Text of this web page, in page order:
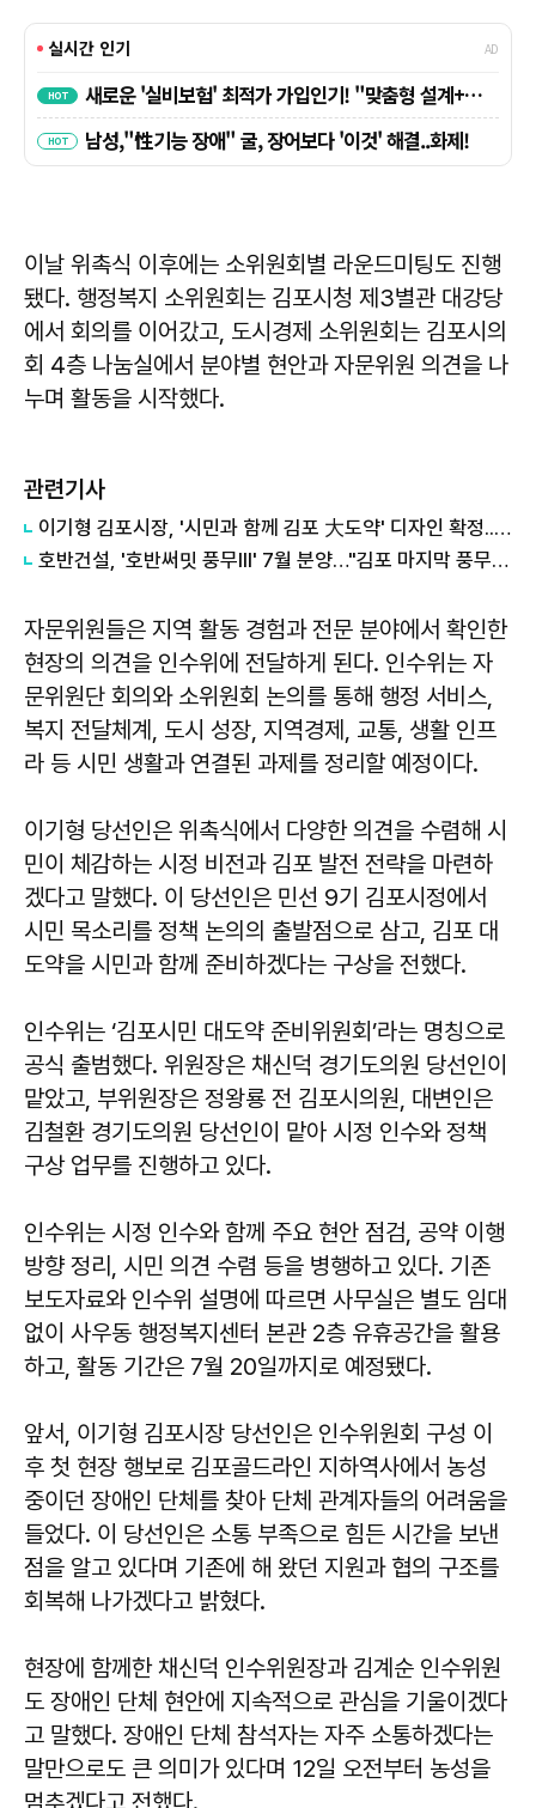
이날 위촉식 이후에는 소위원회별 라운드미팅도 진행
됐다. 행정복지 소위원회는 김포시청 제3별관 대강당
에서 회의를 이어갔고, 도시경제 소위원회는 김포시의
회 4층 나눔실에서 분야별 현안과 자문위원 의견을 나
누며 활동을 시작했다.
관련기사
이기형 김포시장, '시민과 함께 김포 大도약' 디자인 확정...민선 9기 비전 시각화
호반건설, '호반써밋 풍무III' 7월 분양…"김포 마지막 풍무역세권 나온다"
자문위원들은 지역 활동 경험과 전문 분야에서 확인한
현장의 의견을 인수위에 전달하게 된다. 인수위는 자
문위원단 회의와 소위원회 논의를 통해 행정 서비스,
복지 전달체계, 도시 성장, 지역경제, 교통, 생활 인프
라 등 시민 생활과 연결된 과제를 정리할 예정이다.
이기형 당선인은 위촉식에서 다양한 의견을 수렴해 시
민이 체감하는 시정 비전과 김포 발전 전략을 마련하
겠다고 말했다. 이 당선인은 민선 9기 김포시정에서
시민 목소리를 정책 논의의 출발점으로 삼고, 김포 대
도약을 시민과 함께 준비하겠다는 구상을 전했다.
인수위는 ‘김포시민 대도약 준비위원회’라는 명칭으로
공식 출범했다. 위원장은 채신덕 경기도의원 당선인이
맡았고, 부위원장은 정왕룡 전 김포시의원, 대변인은
김철환 경기도의원 당선인이 맡아 시정 인수와 정책
구상 업무를 진행하고 있다.
인수위는 시정 인수와 함께 주요 현안 점검, 공약 이행
방향 정리, 시민 의견 수렴 등을 병행하고 있다. 기존
보도자료와 인수위 설명에 따르면 사무실은 별도 임대
없이 사우동 행정복지센터 본관 2층 유휴공간을 활용
하고, 활동 기간은 7월 20일까지로 예정됐다.
앞서, 이기형 김포시장 당선인은 인수위원회 구성 이
후 첫 현장 행보로 김포골드라인 지하역사에서 농성
중이던 장애인 단체를 찾아 단체 관계자들의 어려움을
들었다. 이 당선인은 소통 부족으로 힘든 시간을 보낸
점을 알고 있다며 기존에 해 왔던 지원과 협의 구조를
회복해 나가겠다고 밝혔다.
현장에 함께한 채신덕 인수위원장과 김계순 인수위원
도 장애인 단체 현안에 지속적으로 관심을 기울이겠다
고 말했다. 장애인 단체 참석자는 자주 소통하겠다는
말만으로도 큰 의미가 있다며 12일 오전부터 농성을
멈추겠다고 전했다.